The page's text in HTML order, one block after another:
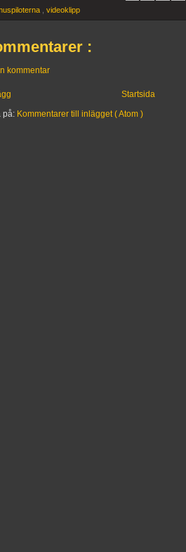
videoklipp
:
kommentar
Startsida
på: Kommentarer till inlägget ( Atom )